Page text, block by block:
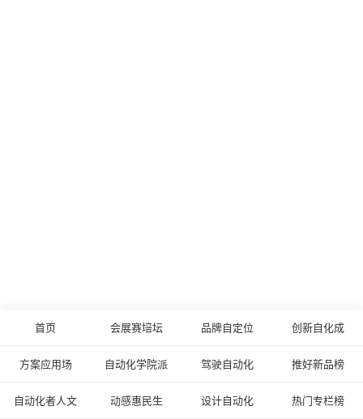
首页 会展赛培坛 品牌自定位 创新自化成
方案应用场 自动化学院派 驾驶自动化 推好新品榜
自动化者人文 动感惠民生 设计自动化 热门专栏榜